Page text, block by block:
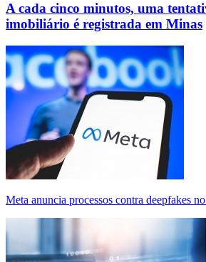
A cada cinco minutos, uma
imobiliário é registrada em Minas
Meta anuncia processos contra deepfakes